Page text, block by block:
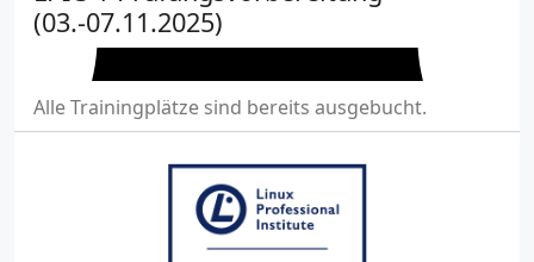
(03.-07.11.2025)
Alle Trainingplätze sind bereits ausgebucht.